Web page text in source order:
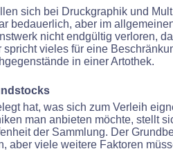
sich bei Druckgraphik und
bedauerlich, aber im
nicht endgültig verloren,
spricht vieles für eine
in einer Artothek.
hat, was sich zum Verleih
man anbieten möchte, stellt
der Sammlung. Der
aber viele weitere Faktoren